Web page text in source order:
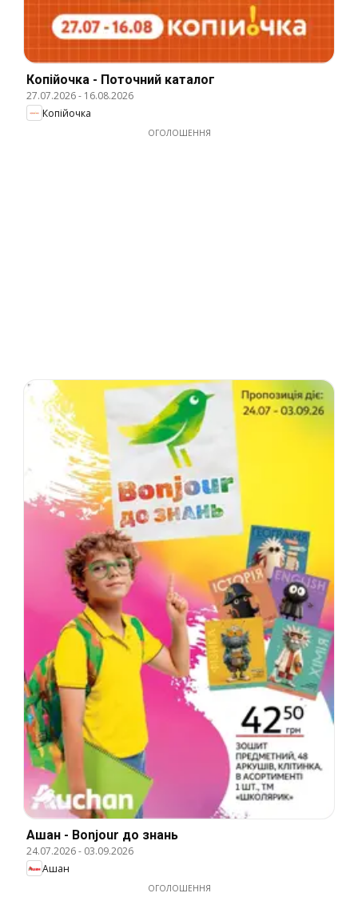
Копійочка - Поточний каталог
27.07.2026- 16.08.2026
Копійочка
ОГОЛОШЕННЯ
Ашан - Bonjour до знань
24.07.2026- 03.09.2026
Ашан
ОГОЛОШЕННЯ